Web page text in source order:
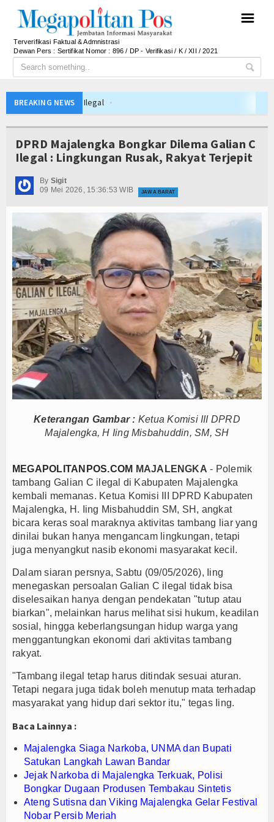
☰
Terverifikasi Faktual & Admnistrasi
Dewan Pers : Sertifikat Nomor : 896 / DP - Verifikasi / K / XII / 2021
BREAKING NEWS
Lawan Pinjol Ilegal
IT dan SDM
Budaya Para Raja
Diproses Sesuai Hukum
Lawan Pinjol Ilegal
yang Terlantarkan Pasien BPJS
Lawan Bandar
IT dan SDM
Risiko Ketat
Budaya Para Raja
Produsen Tembakau Sintetis
Berantas Korupsi
Diproses Sesuai Hukum
yang Terlantarkan Pasien BPJS
Lawan Bandar
IT dan SDM
Risiko Ketat
Budaya Para Raja
Produsen Tembakau Sintetis
Pertumbuhan
Diproses Sesuai Hukum
DPRD Majalengka Bongkar Dilema Galian C
Ilegal : Lingkungan Rusak, Rakyat Terjepit
By Sigit
09 Mei 2026, 15:36:53 WIB
JAWA BARAT
Keterangan Gambar : Ketua Komisi III DPRD
Majalengka, H Iing Misbahuddin, SM, SH
MEGAPOLITANPOS.COM MAJALENGKA - Polemik
tambang Galian C ilegal di Kabupaten Majalengka
kembali memanas. Ketua Komisi III DPRD Kabupaten
Majalengka, H. Iing Misbahuddin SM, SH, angkat
bicara keras soal maraknya aktivitas tambang liar yang
dinilai bukan hanya mengancam lingkungan, tetapi
juga menyangkut nasib ekonomi masyarakat kecil.
Dalam siaran persnya, Sabtu (09/05/2026), Iing
menegaskan persoalan Galian C ilegal tidak bisa
diselesaikan hanya dengan pendekatan "tutup atau
biarkan", melainkan harus melihat sisi hukum, keadilan
sosial, hingga keberlangsungan hidup warga yang
menggantungkan ekonomi dari aktivitas tambang
rakyat.
"Tambang ilegal tetap harus ditindak sesuai aturan.
Tetapi negara juga tidak boleh menutup mata terhadap
masyarakat yang hidup dari sektor itu," tegas Iing.
Baca Lainnya :
Majalengka Siaga Narkoba, UNMA dan Bupati
Satukan Langkah Lawan Bandar
Jejak Narkoba di Majalengka Terkuak, Polisi
Bongkar Dugaan Produsen Tembakau Sintetis
Ateng Sutisna dan Viking Majalengka Gelar Festival
Nobar Persib Meriah